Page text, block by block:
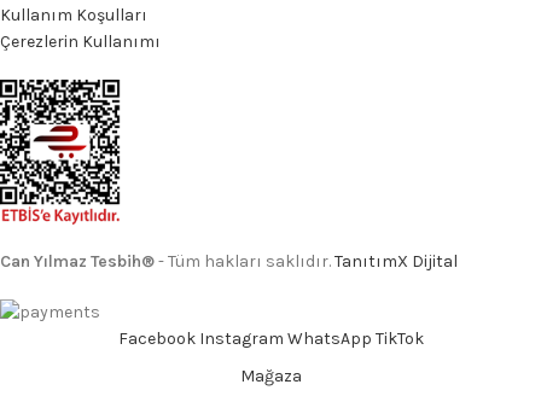
Kullanım Koşulları
Çerezlerin Kullanımı
Can Yılmaz Tesbih®- Tüm hakları saklıdır.TanıtımX Dijital
Facebook Instagram WhatsApp TikTok
Mağaza